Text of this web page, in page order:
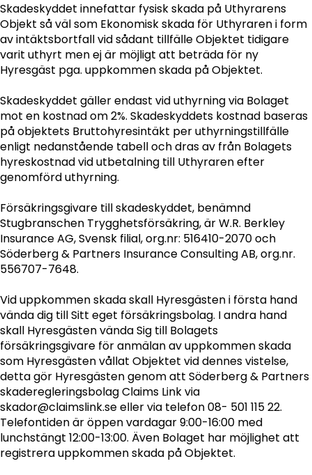
Skadeskyddet innefattar fysisk skada på Uthyrarens
Objekt så väl som Ekonomisk skada för Uthyraren i form
av intäktsbortfall vid sådant tillfälle Objektet tidigare
varit uthyrt men ej är möjligt att beträda för ny
Hyresgäst pga. uppkommen skada på Objektet.
Skadeskyddet gäller endast vid uthyrning via Bolaget
mot en kostnad om 2%. Skadeskyddets kostnad baseras
på objektets Bruttohyresintäkt per uthyrningstillfälle
enligt nedanstående tabell och dras av från Bolagets
hyreskostnad vid utbetalning till Uthyraren efter
genomförd uthyrning.
Försäkringsgivare till skadeskyddet, benämnd
Stugbranschen Trygghetsförsäkring, är W.R. Berkley
Insurance AG, Svensk filial, org.nr: 516410-2070 och
Söderberg & Partners Insurance Consulting AB, org.nr.
556707-7648.
Vid uppkommen skada skall Hyresgästen i första hand
vända dig till Sitt eget försäkringsbolag. I andra hand
skall Hyresgästen vända Sig till Bolagets
försäkringsgivare för anmälan av uppkommen skada
som Hyresgästen vållat Objektet vid dennes vistelse,
detta gör Hyresgästen genom att Söderberg & Partners
skaderegleringsbolag Claims Link via
skador@claimslink.se eller via telefon 08- 501 115 22.
Telefontiden är öppen vardagar 9:00-16:00 med
lunchstängt 12:00-13:00. Även Bolaget har möjlighet att
registrera uppkommen skada på Objektet.